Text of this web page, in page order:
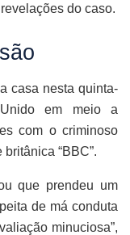
do caso.
casa nesta quinta-
em meio a
com o criminoso
“BBC”.
que prendeu um
de má conduta
minuciosa”,